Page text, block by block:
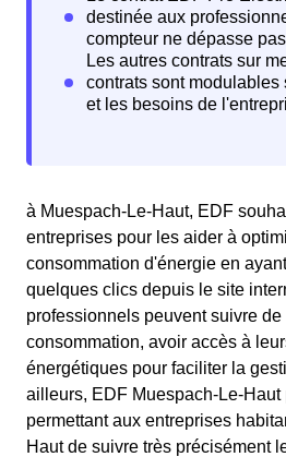
à Muespach-Le-Haut, EDF
entreprises pour les aider à
consommation d'énergie en
quelques clics depuis le site
professionnels peuvent suivre de
consommation, avoir accès à
énergétiques pour faciliter la
ailleurs, EDF Muespach-Le-
permettant aux entreprises
Haut de suivre très précisément